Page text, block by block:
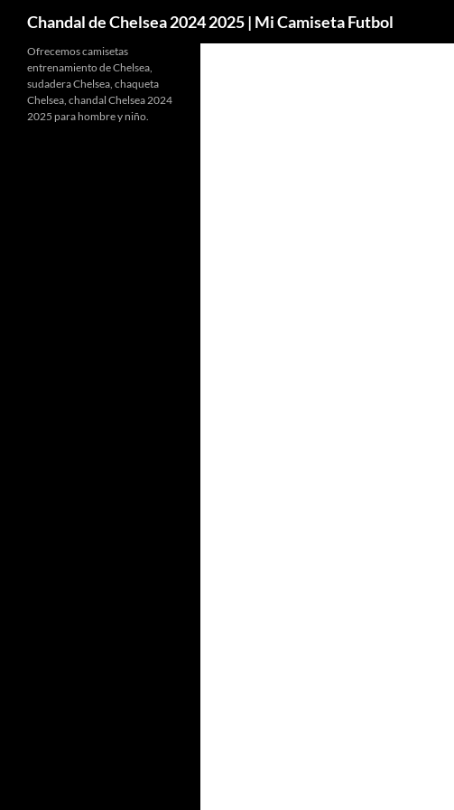
Chandal de Chelsea 2024 2025 | Mi Camiseta Futbol
Ofrecemos camisetas
entrenamiento de Chelsea,
sudadera Chelsea, chaqueta
Chelsea, chandal Chelsea 2024
2025 para hombre y niño.